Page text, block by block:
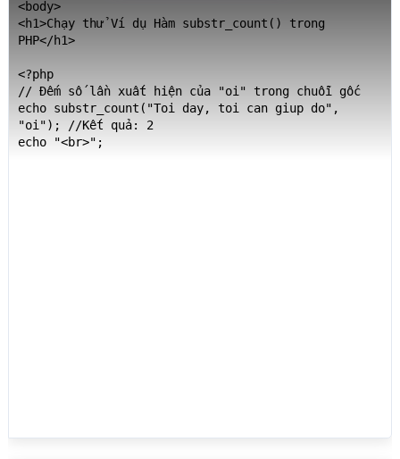
<body>
<h1>Chạy thử Ví dụ Hàm substr_count() trong
PHP</h1>
<?php
// Đếm số lần xuất hiện của "oi" trong chuỗi gốc
echo substr_count("Toi day, toi can giup do",
"oi"); //Kết quả: 2
echo "<br>";